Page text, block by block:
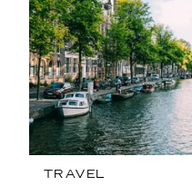
TRAVEL